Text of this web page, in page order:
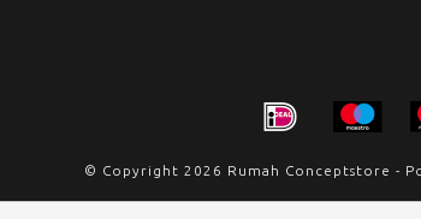
© Copyright 2026 Rumah Conceptstore -